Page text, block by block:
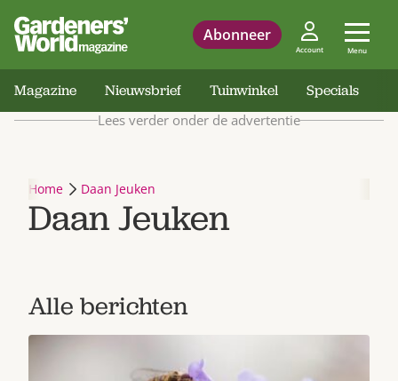
Abonneer
Account Menu
Magazine Nieuwsbrief Tuinwinkel Specials
Lees verder onder de advertentie
Home Daan Jeuken
Daan Jeuken
Alle berichten